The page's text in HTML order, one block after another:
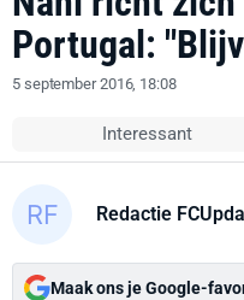
Portugal:
5 september 2016, 18:08
Interessant
Redactie
Maak ons je Google-